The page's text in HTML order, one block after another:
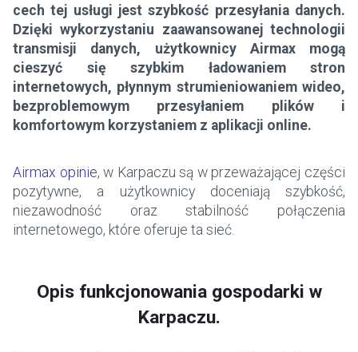
cech tej usługi jest szybkość przesyłania danych.
Dzięki wykorzystaniu zaawansowanej technologii
transmisji danych, użytkownicy Airmax mogą
cieszyć się szybkim ładowaniem stron
internetowych, płynnym strumieniowaniem wideo,
bezproblemowym przesyłaniem plików i
komfortowym korzystaniem z aplikacji online.
Airmax opinie, w Karpaczu są w przeważającej części
pozytywne, a użytkownicy doceniają szybkość,
niezawodność oraz stabilność połączenia
internetowego, które oferuje ta sieć.
Opis funkcjonowania gospodarki w
Karpaczu.